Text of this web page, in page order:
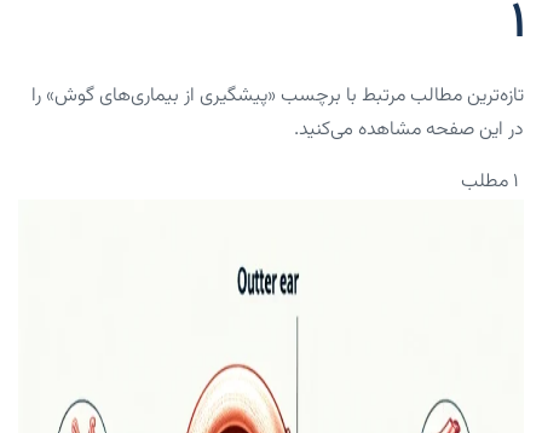
1
تازه‌ترین مطالب مرتبط با برچسب «پیشگیری از بیماری‌های گوش» را
در این صفحه مشاهده می‌کنید.
۱ مطلب